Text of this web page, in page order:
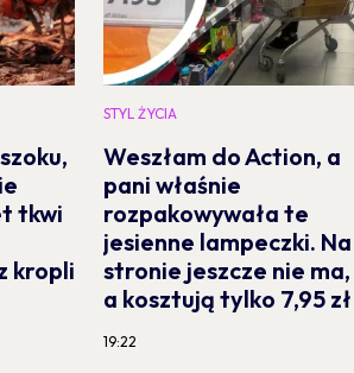
tkwi
kropli
STYL ŻYCIA
Weszłam do Action, a
pani właśnie
rozpakowywała te
jesienne lampeczki. Na
stronie jeszcze nie ma,
a kosztują tylko 7,95 zł
19:22